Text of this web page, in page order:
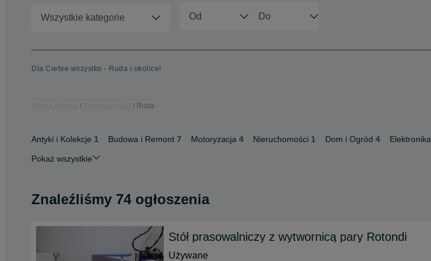
Wszystkie kategorie
Dla Ciebie wszystko - Ruda i okolice!
Ruda
Antyki i Kolekcje 1 Budowa i Remont 7 Motoryzacja 4 Nieruchomości 1 Dom i Ogród 4 Elektronika
Pokaż wszystkie
Znaleźliśmy 74 ogłoszenia
Stół prasowalniczy z wytwornicą pary Rotondi
Używane